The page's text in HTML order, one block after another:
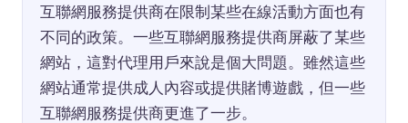
互聯網服務提供商在限制某些在線活動方面也有
不同的政策。一些互聯網服務提供商屏蔽了某些
網站，這對代理用戶來說是個大問題。雖然這些
網站通常提供成人內容或提供賭博遊戲，但一些
互聯網服務提供商更進了一步。